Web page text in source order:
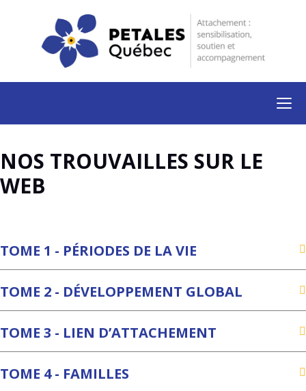
NOS TROUVAILLES SUR LE
WEB
TOME 1 - PÉRIODES DE LA VIE
TOME 2 - DÉVELOPPEMENT GLOBAL
TOME 3 - LIEN D’ATTACHEMENT
TOME 4 - FAMILLES